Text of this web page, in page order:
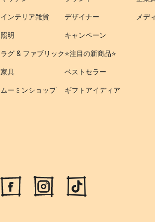
インテリア雑貨
照明
ラグ & ファブリック
家具
ムーミンショップ
デザイナー
キャンペーン
⭐️注目の新商品⭐️
ベストセラー
ギフトアイディア
メデ